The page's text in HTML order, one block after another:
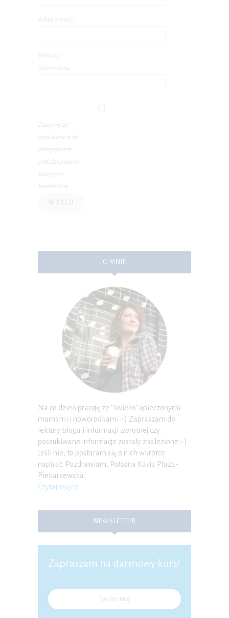
Adres e-mail
Witryna
internetowa
Zapamiętaj
moje dane w tej
przeglądarce
podczas pisania
kolejnych
komentarzy.
O MNIE
Na co dzień pracuję ze "świeżo" upieczonymi
mamami i noworodkami :-) Zapraszam do
lektury bloga i informacji zwrotnej czy
poszukiwane informacje zostały znalezione :-)
Jeśli nie, to postaram się o nich wkrótce
napisać. Pozdrawiam, Położna Kasia Płaza-
Piekarzewska
Czytaj więcej
NEWSLETTER
Zapraszam na darmowy kurs!